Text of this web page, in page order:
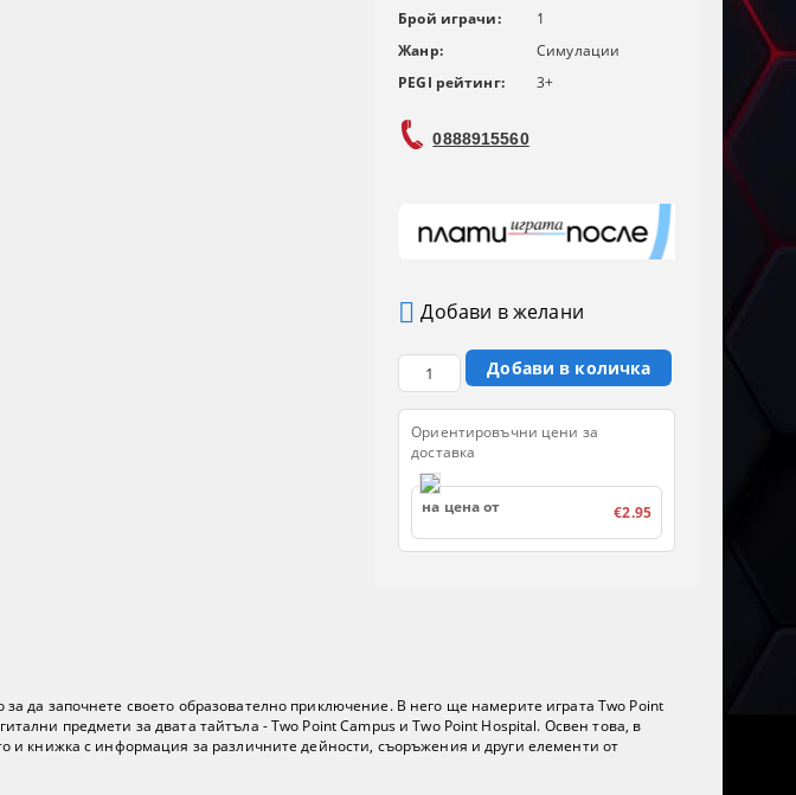
Брой играчи:
1
Жанр:
Симулации
PEGI рейтинг:
3+
0888915560
Добави в желани
Ориентировъчни цени за
доставка
на цена от €2.95
да започнете своето образователно приключение. В него ще намерите играта Two Point
предмети за двата тайтъла - Two Point Campus и Two Point Hospital. Освен това, в
и книжка с информация за различните дейности, съоръжения и други елементи от